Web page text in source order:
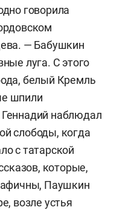
говорила
— Бабушкин
луга. С этого
белый Кремль
шпили
наблюдал
слободы, когда
с татарской
которые,
Паушкин
возле устья